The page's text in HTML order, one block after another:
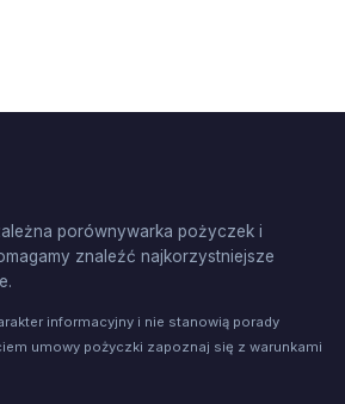
porównywarka pożyczek i
znaleźć najkorzystniejsze
informacyjny i nie stanowią porady
umowy pożyczki zapoznaj się z warunkami